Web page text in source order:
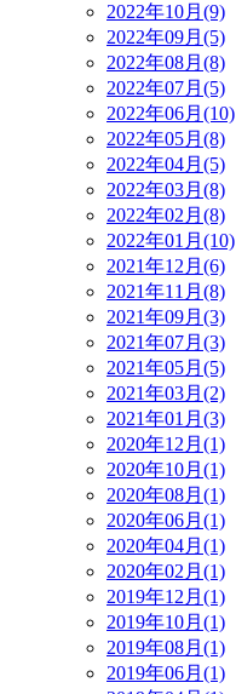
2022年10月(9)
2022年09月(5)
2022年08月(8)
2022年07月(5)
2022年06月(10)
2022年05月(8)
2022年04月(5)
2022年03月(8)
2022年02月(8)
2022年01月(10)
2021年12月(6)
2021年11月(8)
2021年09月(3)
2021年07月(3)
2021年05月(5)
2021年03月(2)
2021年01月(3)
2020年12月(1)
2020年10月(1)
2020年08月(1)
2020年06月(1)
2020年04月(1)
2020年02月(1)
2019年12月(1)
2019年10月(1)
2019年08月(1)
2019年06月(1)